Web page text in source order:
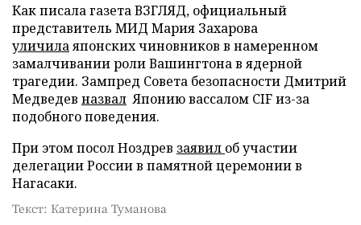
Как писала газета ВЗГЛЯД, официальный
представитель МИД Мария Захарова
уличилаяпонских чиновников в намеренном
замалчивании роли Вашингтона в ядерной
трагедии. Зампред Совета безопасности Дмитрий
Медведев назвал Японию вассалом CIF из-за
подобного поведения.
При этом посол Ноздрев заявил об участии
делегации России в памятной церемонии в
Нагасаки.
Текст: Катерина Туманова